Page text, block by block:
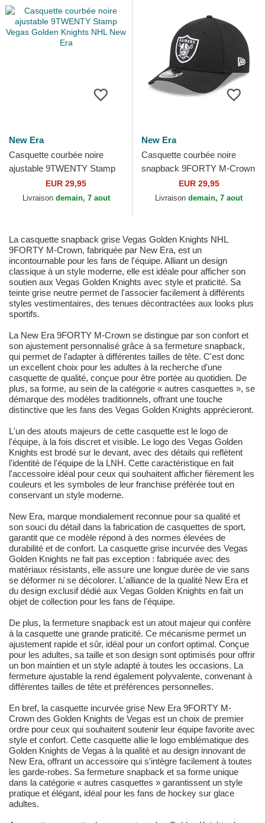
New Era
Casquette courbée noire
ajustable 9TWENTY Stamp
Vegas Golden Knights NHL
New Era
EUR 29,95
Livraison demain, 7 aout
New Era
Casquette courbée noire
snapback 9FORTY M-Crown
Team Las Vegas Raiders
NFL New Era
EUR 29,95
Livraison demain, 7 aout
La casquette snapback grise Vegas Golden Knights NHL
9FORTY M-Crown, fabriquée par New Era, est un
incontournable pour les fans de l'équipe. Alliant un design
classique à un style moderne, elle est idéale pour afficher son
soutien aux Vegas Golden Knights avec style et praticité. Sa
teinte grise neutre permet de l'associer facilement à différents
styles vestimentaires, des tenues décontractées aux looks plus
sportifs.
La New Era 9FORTY M-Crown se distingue par son confort et
son ajustement personnalisé grâce à sa fermeture snapback,
qui permet de l'adapter à différentes tailles de tête. C'est donc
un excellent choix pour les adultes à la recherche d'une
casquette de qualité, conçue pour être portée au quotidien. De
plus, sa forme, au sein de la catégorie « autres casquettes », se
démarque des modèles traditionnels, offrant une touche
distinctive que les fans des Vegas Golden Knights apprécieront.
L'un des atouts majeurs de cette casquette est le logo de
l'équipe, à la fois discret et visible. Le logo des Vegas Golden
Knights est brodé sur le devant, avec des détails qui reflètent
l'identité de l'équipe de la LNH. Cette caractéristique en fait
l'accessoire idéal pour ceux qui souhaitent afficher fièrement les
couleurs et les symboles de leur franchise préférée tout en
conservant un style moderne.
New Era, marque mondialement reconnue pour sa qualité et
son souci du détail dans la fabrication de casquettes de sport,
garantit que ce modèle répond à des normes élevées de
durabilité et de confort. La casquette grise incurvée des Vegas
Golden Knights ne fait pas exception : fabriquée avec des
matériaux résistants, elle assure une longue durée de vie sans
se déformer ni se décolorer. L'alliance de la qualité New Era et
du design exclusif dédié aux Vegas Golden Knights en fait un
objet de collection pour les fans de l'équipe.
De plus, la fermeture snapback est un atout majeur qui confère
à la casquette une grande praticité. Ce mécanisme permet un
ajustement rapide et sûr, idéal pour un confort optimal. Conçue
pour les adultes, sa taille et son design sont optimisés pour offrir
un bon maintien et un style adapté à toutes les occasions. La
fermeture ajustable la rend également polyvalente, convenant à
différentes tailles de tête et préférences personnelles.
En bref, la casquette incurvée grise New Era 9FORTY M-
Crown des Golden Knights de Vegas est un choix de premier
ordre pour ceux qui souhaitent soutenir leur équipe favorite avec
style et confort. Cette casquette allie le logo emblématique des
Golden Knights de Vegas à la qualité et au design innovant de
New Era, offrant un accessoire qui s'intègre facilement à toutes
les garde-robes. Sa fermeture snapback et sa forme unique
dans la catégorie « autres casquettes » garantissent un style
pratique et élégant, idéal pour les fans de hockey sur glace
adultes.